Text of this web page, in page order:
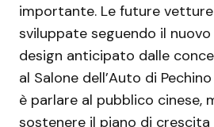
importante. Le future
sviluppate seguendo il
design anticipato dalle
al Salone dell’Auto di
è parlare al pubblico cinese,
sostenere il piano di